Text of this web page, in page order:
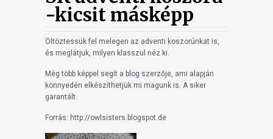
-kicsit másképp
Öltöztessük fel melegen az adventi koszorúnkat is,
és meglátjuk, milyen klasszul néz ki.
Még több képpel segít a blog szerzője, ami alapján
könnyedén elkészíthetjük mi magunk is. A siker
garantált.
Forrás: http://owlsisters.blogspot.de